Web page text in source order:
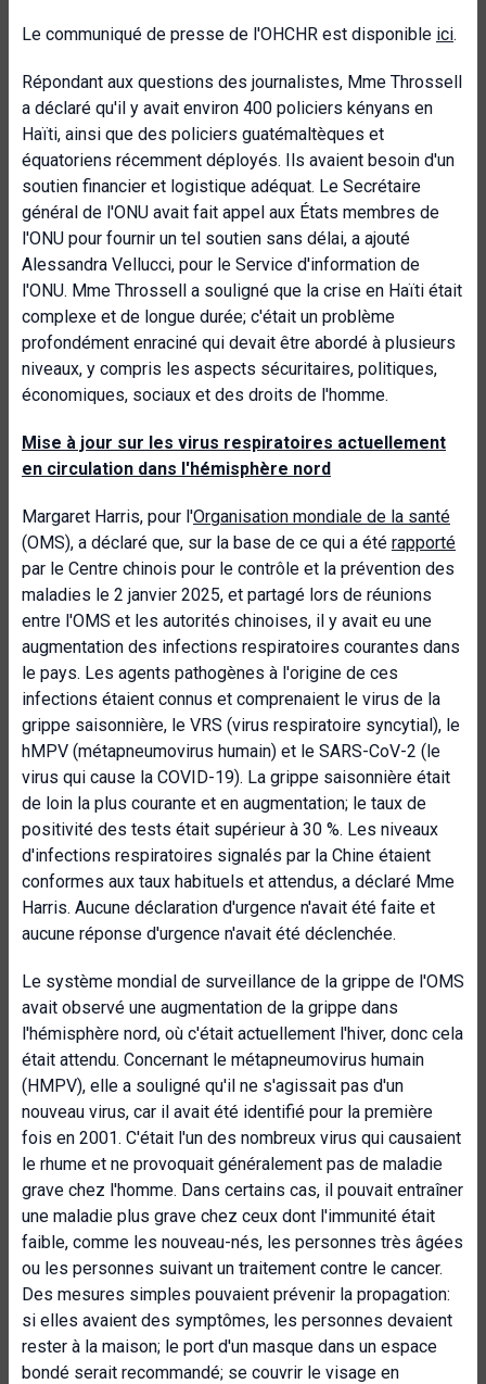
Le communiqué de presse de l'OHCHR est disponible ici.
Répondant aux questions des journalistes, Mme Throssell
a déclaré qu'il y avait environ 400 policiers kényans en
Haïti, ainsi que des policiers guatémaltèques et
équatoriens récemment déployés. Ils avaient besoin d'un
soutien financier et logistique adéquat. Le Secrétaire
général de l'ONU avait fait appel aux États membres de
l'ONU pour fournir un tel soutien sans délai, a ajouté
Alessandra Vellucci, pour le Service d'information de
l'ONU. Mme Throssell a souligné que la crise en Haïti était
complexe et de longue durée; c'était un problème
profondément enraciné qui devait être abordé à plusieurs
niveaux, y compris les aspects sécuritaires, politiques,
économiques, sociaux et des droits de l'homme.
Mise à jour sur les virus respiratoires actuellement
en circulation dans l'hémisphère nord
Margaret Harris, pour l'Organisation mondiale de la santé
(OMS), a déclaré que, sur la base de ce qui a été rapporté
par le Centre chinois pour le contrôle et la prévention des
maladies le 2 janvier 2025, et partagé lors de réunions
entre l'OMS et les autorités chinoises, il y avait eu une
augmentation des infections respiratoires courantes dans
le pays. Les agents pathogènes à l'origine de ces
infections étaient connus et comprenaient le virus de la
grippe saisonnière, le VRS (virus respiratoire syncytial), le
hMPV (métapneumovirus humain) et le SARS-CoV-2 (le
virus qui cause la COVID-19). La grippe saisonnière était
de loin la plus courante et en augmentation; le taux de
positivité des tests était supérieur à 30 %. Les niveaux
d'infections respiratoires signalés par la Chine étaient
conformes aux taux habituels et attendus, a déclaré Mme
Harris. Aucune déclaration d'urgence n'avait été faite et
aucune réponse d'urgence n'avait été déclenchée.
Le système mondial de surveillance de la grippe de l'OMS
avait observé une augmentation de la grippe dans
l'hémisphère nord, où c'était actuellement l'hiver, donc cela
était attendu. Concernant le métapneumovirus humain
(HMPV), elle a souligné qu'il ne s'agissait pas d'un
nouveau virus, car il avait été identifié pour la première
fois en 2001. C'était l'un des nombreux virus qui causaient
le rhume et ne provoquait généralement pas de maladie
grave chez l'homme. Dans certains cas, il pouvait entraîner
une maladie plus grave chez ceux dont l'immunité était
faible, comme les nouveau-nés, les personnes très âgées
ou les personnes suivant un traitement contre le cancer.
Des mesures simples pouvaient prévenir la propagation:
si elles avaient des symptômes, les personnes devaient
rester à la maison; le port d'un masque dans un espace
bondé serait recommandé; se couvrir le visage en